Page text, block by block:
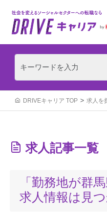
DRIVEキャリア TOP 求人を
求人記事一覧
「勤務地が群
求人情報は見